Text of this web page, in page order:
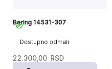
Dostupno odmah
Bering 14531-307
22.300,00 RSD